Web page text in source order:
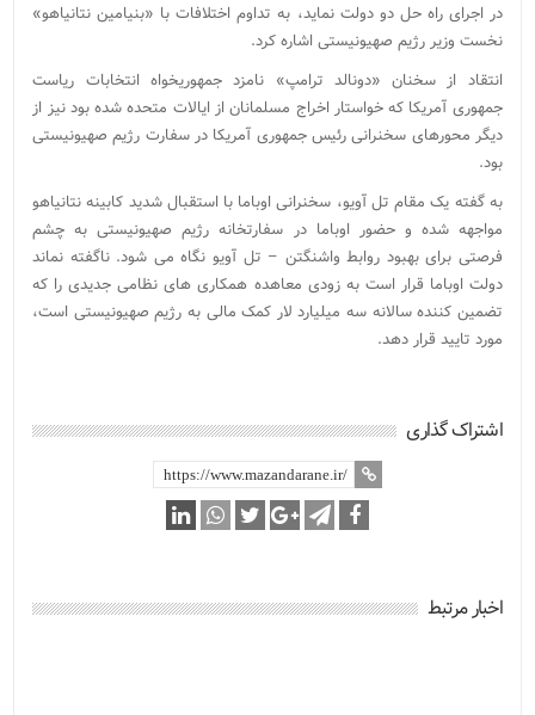
در اجرای راه حل دو دولت نماید، به تداوم اختلافات با «بنیامین نتانیاهو»
نخست وزیر رژیم صهیونیستی اشاره کرد.
انتقاد از سخنان «دونالد ترامپ» نامزد جمهوریخواه انتخابات ریاست
جمهوری آمریکا که خواستار اخراج مسلمانان از ایالات متحده شده بود نیز از
دیگر محورهای سخنرانی رئیس جمهوری آمریکا در سفارت رژیم صهیونیستی
بود.
به گفته یک مقام تل آویو، سخنرانی اوباما با استقبال شدید کابینه نتانیاهو
مواجهه شده و حضور اوباما در سفارتخانه رژیم صهیونیستی به چشم
فرصتی برای بهبود روابط واشنگتن – تل آویو نگاه می شود. ناگفته نماند
دولت اوباما قرار است به زودی معاهده همکاری های نظامی جدیدی را که
تضمین کننده سالانه سه میلیارد لار کمک مالی به رژیم صهیونیستی است،
مورد تایید قرار دهد.
اشتراک گذاری
اخبار مرتبط